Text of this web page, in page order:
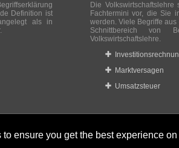
ensure you get the best experience
Definition ist
als in
Die
Fachtermini vor, die Sie
werden. Viele Begriffe
Schnittbereich von
Volkswirtschaftslehre.
Marktversagen
Umsatzsteuer